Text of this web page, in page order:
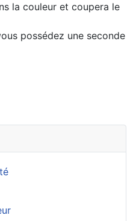
la couleur et coupera le
possédez une seconde